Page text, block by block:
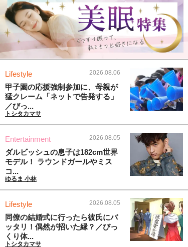
Lifestyle 2026.08.06
甲子園の応援強制参加に、母親が
猛クレーム「ネットで告発する」
／びっ...
トシタカマサ
Entertainment 2026.08.05
ダルビッシュの息子は182cm世界
モデル！ ラウンドガールやミス
コ...
ゆるま 小林
Lifestyle 2026.08.05
同僚の結婚式に行ったら彼氏にバ
ッタリ！偶然が招いた縁？／びっ
くり体...
トシタカマサ